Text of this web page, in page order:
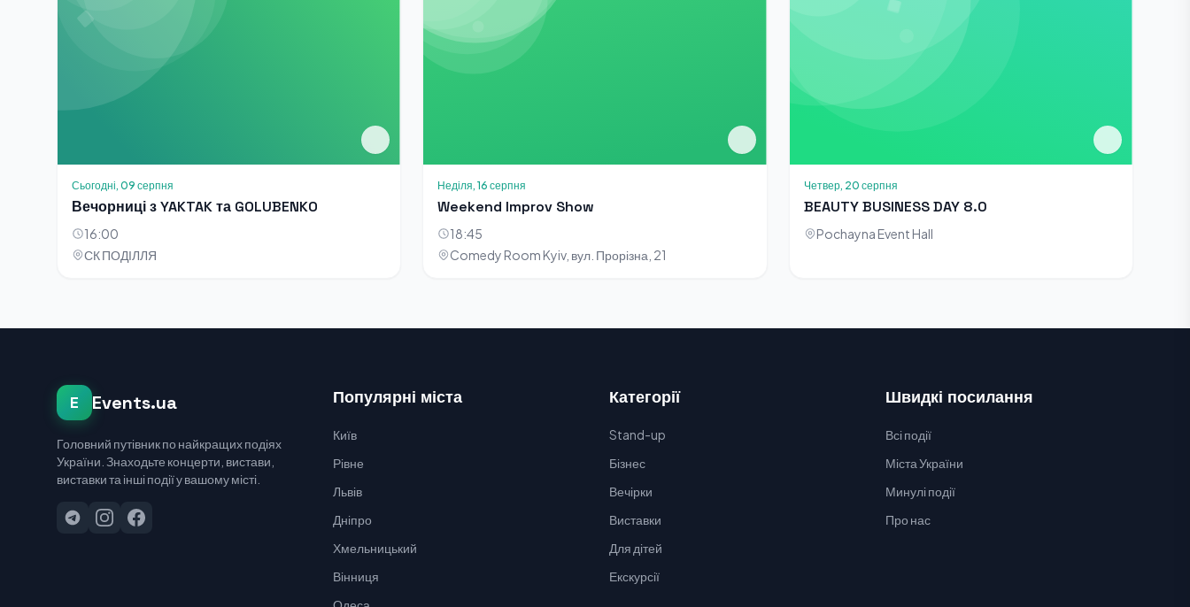
Сьогодні, 09 серпня
Вечорниці з YAKTAK та GOLUBENKO
16:00
СК ПОДІЛЛЯ
Неділя, 16 серпня
Weekend Improv Show
18:45
Comedy Room Kyiv, вул. Прорізна, 21
Четвер, 20 серпня
BEAUTY BUSINESS DAY 8.0
Pochayna Event Hall
E Events.ua
Головний путівник по найкращих подіях
України. Знаходьте концерти, вистави,
виставки та інші події у вашому місті.
Популярні міста
Київ
Рівне
Львів
Дніпро
Хмельницький
Вінниця
Категорії
Stand-up
Бізнес
Вечірки
Виставки
Для дітей
Екскурсії
Швидкі посилання
Всі події
Міста України
Минулі події
Про нас